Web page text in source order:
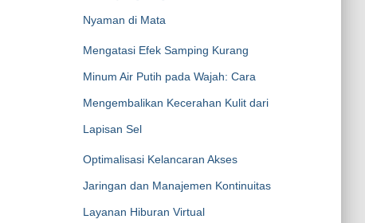
Nyaman di Mata
Mengatasi Efek Samping Kurang
Minum Air Putih pada Wajah: Cara
Mengembalikan Kecerahan Kulit dari
Lapisan Sel
Optimalisasi Kelancaran Akses
Jaringan dan Manajemen Kontinuitas
Layanan Hiburan Virtual